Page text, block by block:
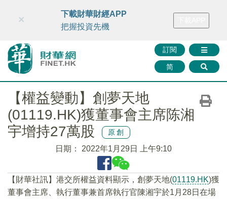
財華智庫網 FINTV FINMETA 財華證券 媒體矩陣
訂閱
简
×
下載財華財經APP
把握投資先機
【權益變動】創夢天地
(01119.HK)獲董事會主席陈湘
宇增持27萬股
原創
日期： 2022年1月29日 上午9:10
【財華社訊】港交所權益資料顯示，創夢天地(01119.HK)獲
董事會主席、執行董事兼首席執行官陳湘宇於1月28日在場